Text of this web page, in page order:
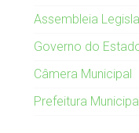
Assembleia
Governo do
Câmera Municipal
Prefeitura